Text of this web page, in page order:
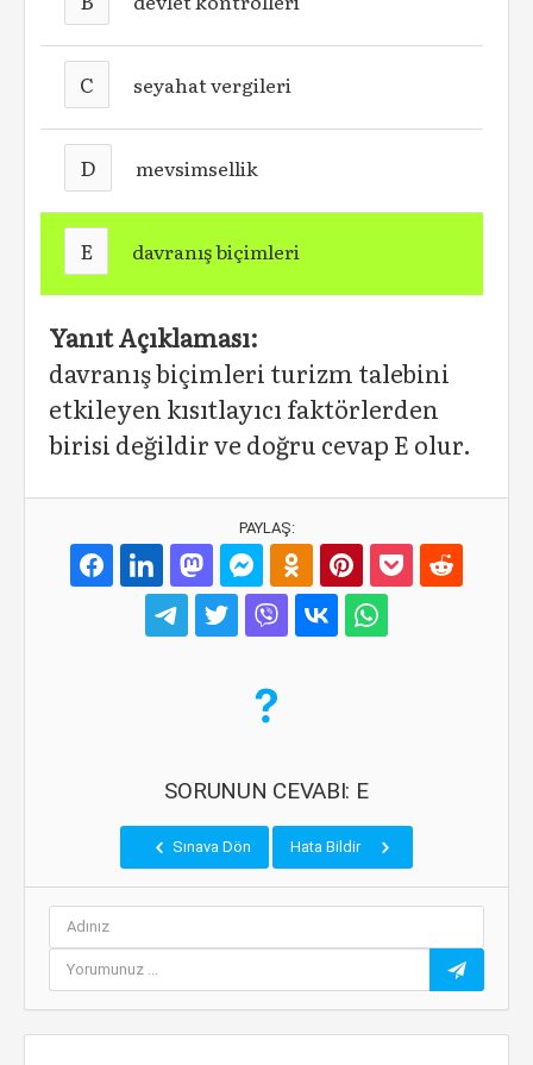
C seyahat vergileri
D mevsimsellik
E davranış biçimleri
Yanıt Açıklaması:
davranış biçimleri turizm talebini
etkileyen kısıtlayıcı faktörlerden
birisi değildir ve doğru cevap E olur.
PAYLAŞ:
SORUNUN CEVABI: E
Sınava Dön Hata Bildir